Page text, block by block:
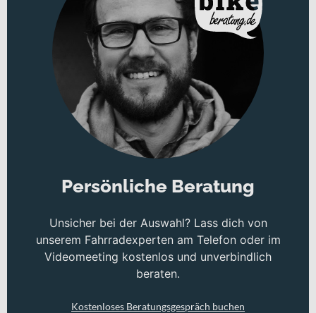
Persönliche Beratung
Unsicher bei der Auswahl? Lass dich von
unserem Fahrradexperten am Telefon oder im
Videomeeting kostenlos und unverbindlich
beraten.
Kostenloses Beratungsgespräch buchen